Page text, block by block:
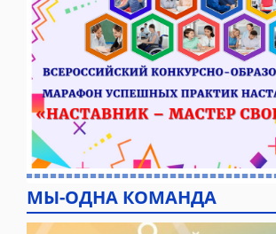
МЫ-ОДНА КОМАНДА